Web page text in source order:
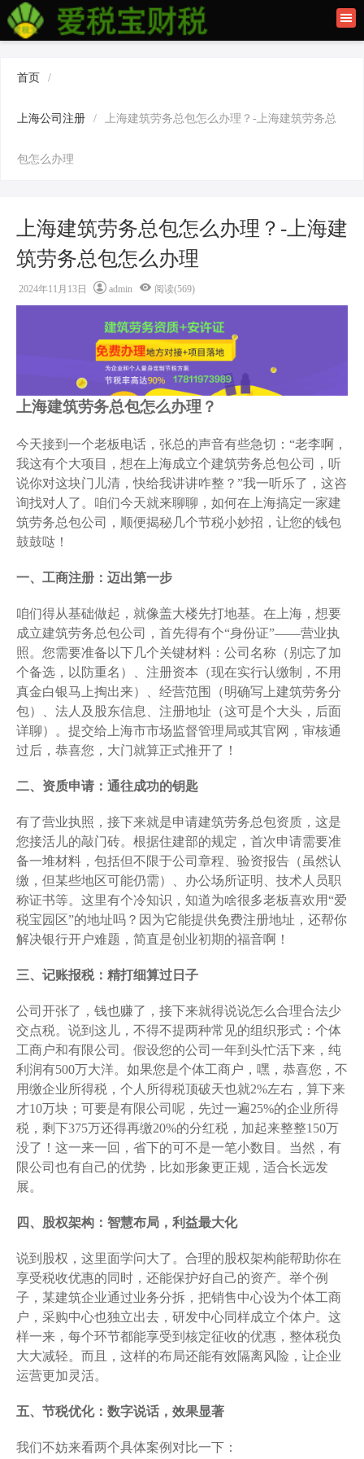
首页
首页 /
上海公司注册 / 上海建筑劳务总包怎么办理？-上海建筑劳务总
包怎么办理
上海建筑劳务总包怎么办理？-上海建
筑劳务总包怎么办理
2024年11月13日 admin 阅读(569)
上海建筑劳务总包怎么办理？
今天接到一个老板电话，张总的声音有些急切：“老李啊，
我这有个大项目，想在上海成立个建筑劳务总包公司，听
说你对这块门儿清，快给我讲讲咋整？”我一听乐了，这咨
询找对人了。咱们今天就来聊聊，如何在上海搞定一家建
筑劳务总包公司，顺便揭秘几个节税小妙招，让您的钱包
鼓鼓哒！
一、工商注册：迈出第一步
咱们得从基础做起，就像盖大楼先打地基。在上海，想要
成立建筑劳务总包公司，首先得有个“身份证”——营业执
照。您需要准备以下几个关键材料：公司名称（别忘了加
个备选，以防重名）、注册资本（现在实行认缴制，不用
真金白银马上掏出来）、经营范围（明确写上建筑劳务分
包）、法人及股东信息、注册地址（这可是个大头，后面
详聊）。提交给上海市市场监督管理局或其官网，审核通
过后，恭喜您，大门就算正式推开了！
二、资质申请：通往成功的钥匙
有了营业执照，接下来就是申请建筑劳务总包资质，这是
您接活儿的敲门砖。根据住建部的规定，首次申请需要准
备一堆材料，包括但不限于公司章程、验资报告（虽然认
缴，但某些地区可能仍需）、办公场所证明、技术人员职
称证书等。这里有个冷知识，知道为啥很多老板喜欢用“爱
税宝园区”的地址吗？因为它能提供免费注册地址，还帮你
解决银行开户难题，简直是创业初期的福音啊！
三、记账报税：精打细算过日子
公司开张了，钱也赚了，接下来就得说说怎么合理合法少
交点税。说到这儿，不得不提两种常见的组织形式：个体
工商户和有限公司。假设您的公司一年到头忙活下来，纯
利润有500万大洋。如果您是个体工商户，嘿，恭喜您，不
用缴企业所得税，个人所得税顶破天也就2%左右，算下来
才10万块；可要是有限公司呢，先过一遍25%的企业所得
税，剩下375万还得再缴20%的分红税，加起来整整150万
没了！这一来一回，省下的可不是一笔小数目。当然，有
限公司也有自己的优势，比如形象更正规，适合长远发
展。
四、股权架构：智慧布局，利益最大化
说到股权，这里面学问大了。合理的股权架构能帮助你在
享受税收优惠的同时，还能保护好自己的资产。举个例
子，某建筑企业通过业务分拆，把销售中心设为个体工商
户，采购中心也独立出去，研发中心同样成立个体户。这
样一来，每个环节都能享受到核定征收的优惠，整体税负
大大减轻。而且，这样的布局还能有效隔离风险，让企业
运营更加灵活。
五、节税优化：数字说话，效果显著
我们不妨来看两个具体案例对比一下：